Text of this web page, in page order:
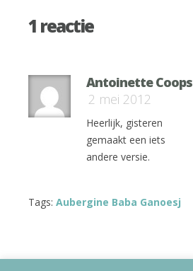
1 reactie
Antoinette Coops
2 mei 2012
Heerlijk, gisteren
gemaakt een iets
andere versie.
Tags: Aubergine Baba Ganoesj